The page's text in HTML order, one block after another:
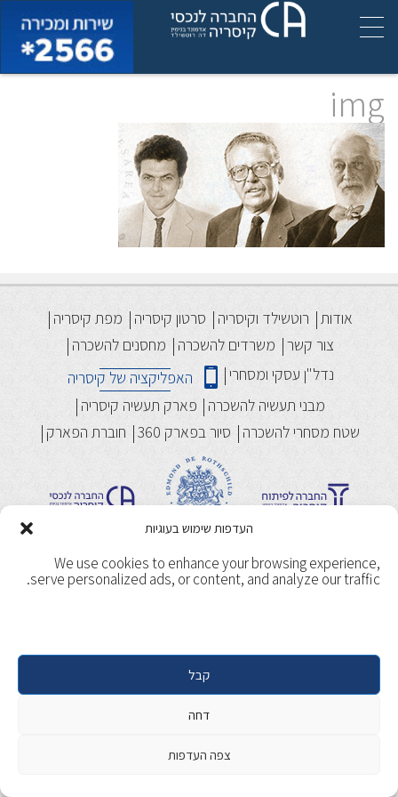
העדפות שימוש בעוגיות
We use cookies to enhance your browsing experience,
serve personalized ads, or content, and analyze our traffic.
קבל
דחה
צפה העדפות
img
אודות רוטשילד וקיסריה סרטון קיסריה
מפת קיסריה
צור קשר
משרדים להשכרה
מחסנים להשכרה
נדל"ן עסקי ומסחרי
האפליקציה של קיסריה
מבני תעשיה להשכרה
פארק תעשיה קיסריה
שטח מסחרי להשכרה
סיור בפארק 360 חוברת הפארק
Developed by